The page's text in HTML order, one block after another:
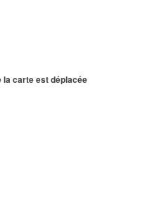
carte est déplacée